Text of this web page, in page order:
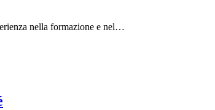
nella formazione e nel…